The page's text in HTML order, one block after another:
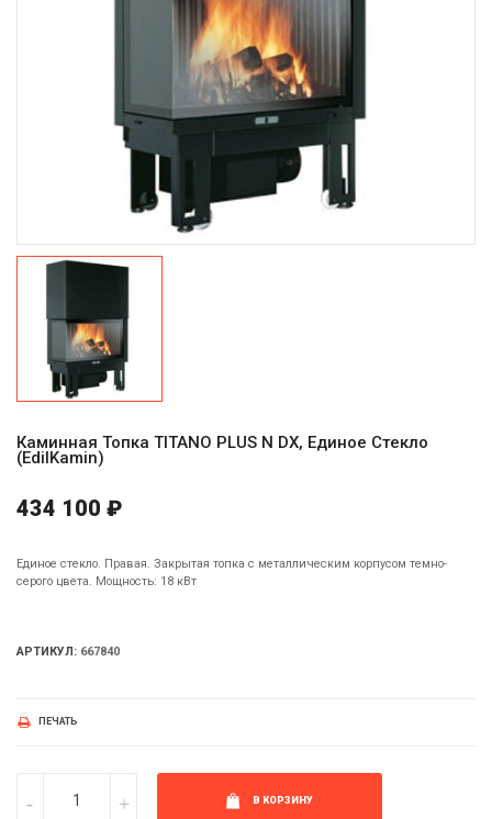
Каминная Топка TITANO PLUS N DX, Единое Стекло
(EdilKamin)
434 100 ₽
Единое стекло. Правая. Закрытая топка с металлическим корпусом темно-
серого цвета. Мощность: 18 кВт
АРТИКУЛ: 667840
ПЕЧАТЬ
В КОРЗИНУ